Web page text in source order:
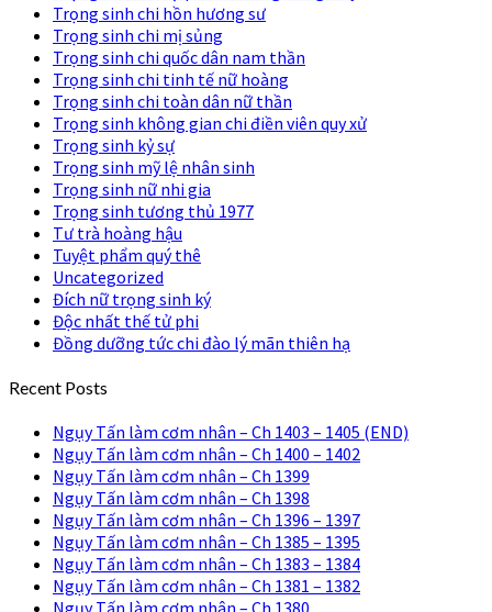
Trọng sinh chi hồn hương sư
Trọng sinh chi mị sủng
Trọng sinh chi quốc dân nam thần
Trọng sinh chi tinh tế nữ hoàng
Trọng sinh chi toàn dân nữ thần
Trọng sinh không gian chi điền viên quy xử
Trọng sinh kỷ sự
Trọng sinh mỹ lệ nhân sinh
Trọng sinh nữ nhi gia
Trọng sinh tương thủ 1977
Tư trà hoàng hậu
Tuyệt phẩm quý thê
Uncategorized
Đích nữ trọng sinh ký
Độc nhất thế tử phi
Đồng dưỡng tức chi đào lý mãn thiên hạ
Recent Posts
Ngụy Tấn làm cơm nhân – Ch 1403 – 1405 (END)
Ngụy Tấn làm cơm nhân – Ch 1400 – 1402
Ngụy Tấn làm cơm nhân – Ch 1399
Ngụy Tấn làm cơm nhân – Ch 1398
Ngụy Tấn làm cơm nhân – Ch 1396 – 1397
Ngụy Tấn làm cơm nhân – Ch 1385 – 1395
Ngụy Tấn làm cơm nhân – Ch 1383 – 1384
Ngụy Tấn làm cơm nhân – Ch 1381 – 1382